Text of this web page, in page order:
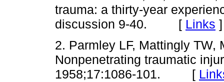
trauma: a thirty-year
discussion 9-40. [ Links ]
2. Parmley LF, Mattingly TW,
Nonpenetra­ting traumatic
1958;17:1086-101. [